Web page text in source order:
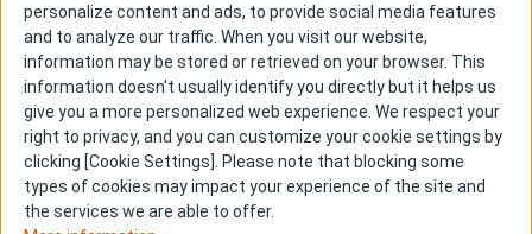
personalize content and ads, to provide social media features
and to analyze our traffic. When you visit our website,
information may be stored or retrieved on your browser. This
information doesn't usually identify you directly but it helps us
give you a more personalized web experience. We respect your
right to privacy, and you can customize your cookie settings by
clicking [Cookie Settings]. Please note that blocking some
types of cookies may impact your experience of the site and
the services we are able to offer.